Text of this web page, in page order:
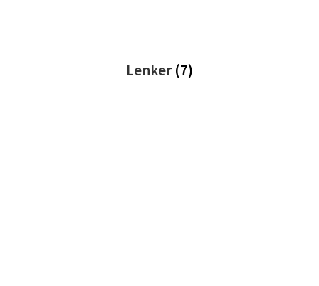
Lenker(7)